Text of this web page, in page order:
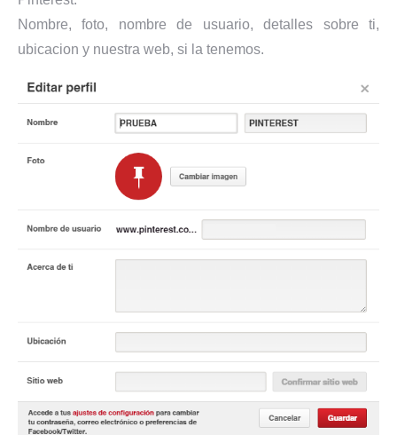
Nombre, foto, nombre de usuario, detalles sobre ti,
ubicacion y nuestra web, si la tenemos.